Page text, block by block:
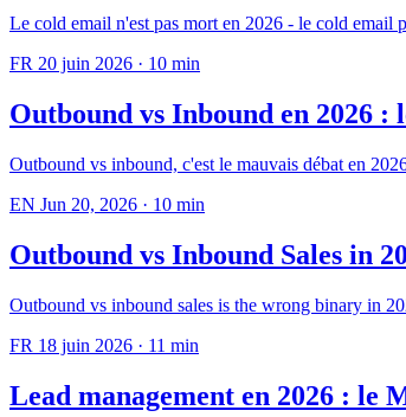
Le cold email n'est pas mort en 2026 - le cold email
FR 20 juin 2026 · 10 min
Outbound vs Inbound en 2026 :
Outbound vs inbound, c'est le mauvais débat en
EN Jun 20, 2026 · 10 min
Outbound vs Inbound Sales in
Outbound vs inbound sales is the wrong binary in
FR 18 juin 2026 · 11 min
Lead management en 2026 : le